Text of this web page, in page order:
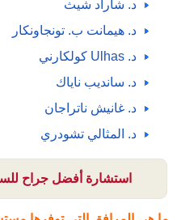
د. شاراد شيث
د. هيمانت ب. تونجاونكار
د. Ulhas كولكارني
د. سانديب ناياك
د. غانيش ناتراجان
د. المثالي ​​تشودري
استشارة أفضل جراح